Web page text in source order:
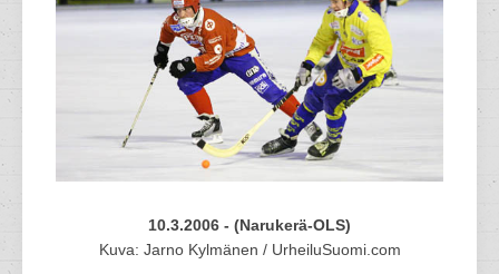
10.3.2006 - (Narukerä-OLS)
Kuva: Jarno Kylmänen / UrheiluSuomi.com